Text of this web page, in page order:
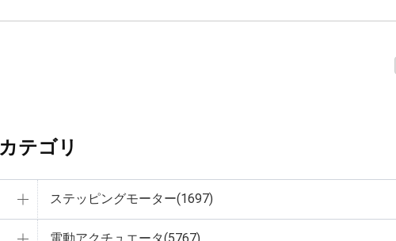
カテゴリ
ステッピングモーター(1697)